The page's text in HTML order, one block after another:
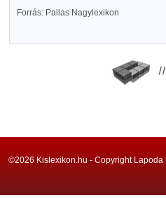
Forrás: Pallas Nagylexikon
©2026 Kislexikon.hu - Copyright